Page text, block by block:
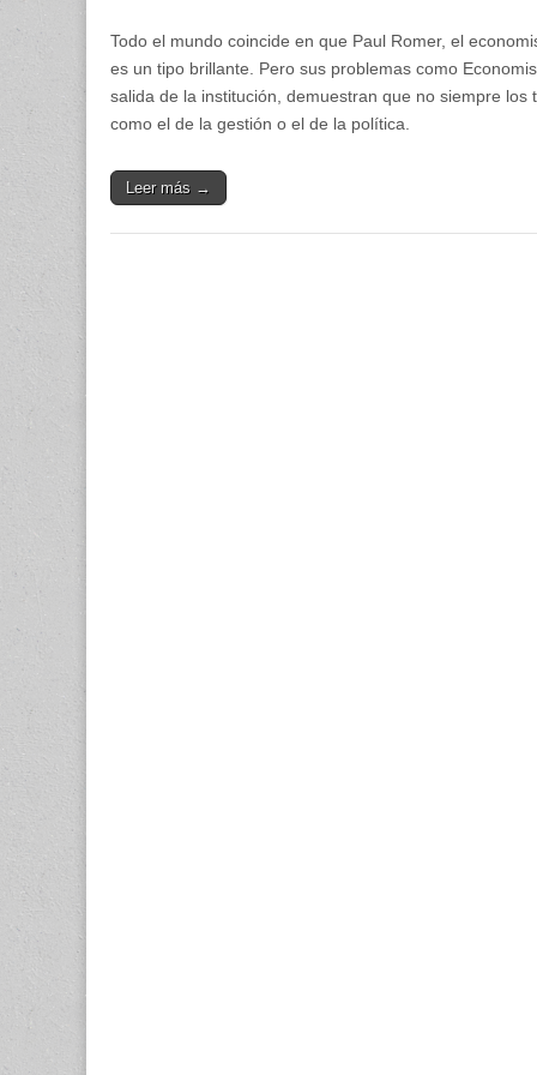
Todo el mundo coincide en que Paul Romer, el
es un tipo brillante. Pero sus problemas como
salida de la institución, demuestran que no siempre
como el de la gestión o el de la política.
Leer más →